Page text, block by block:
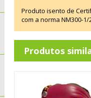
Produto isento de
com a norma NM300-
Produtos